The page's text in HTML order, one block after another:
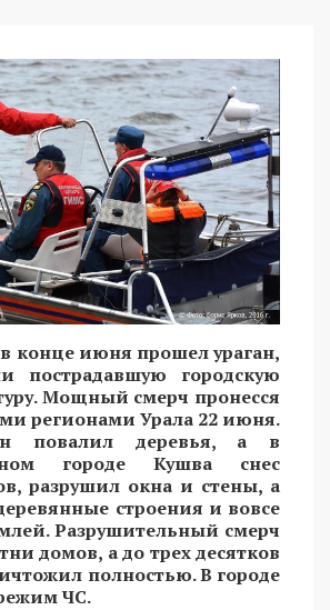
конце июня прошел ураган,
пострадавшую городскую
Мощный смерч пронесся
регионами Урала 22 июня.
повалил деревья, а в
городе Кушва снес
разрушил окна и стены, а
строения и вовсе
Разрушительный смерч
домов, а до трех десятков
полностью. В городе
ЧС.